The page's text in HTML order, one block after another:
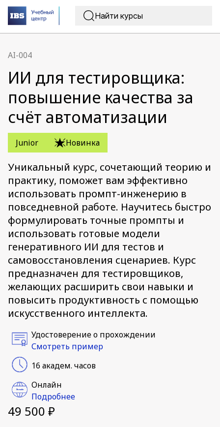
AI-004
ИИ для тестировщика:
повышение качества за
счёт автоматизации
Junior Новинка
Уникальный курс, сочетающий теорию и
практику, поможет вам эффективно
использовать промпт-инженерию в
повседневной работе. Научитесь быстро
формулировать точные промпты и
использовать готовые модели
генеративного ИИ для тестов и
самовосстановления сценариев. Курс
предназначен для тестировщиков,
желающих расширить свои навыки и
повысить продуктивность с помощью
искусственного интеллекта.
Удостоверение о прохождении
Смотреть пример
16 академ. часов
Онлайн
Подробнее
49 500 ₽